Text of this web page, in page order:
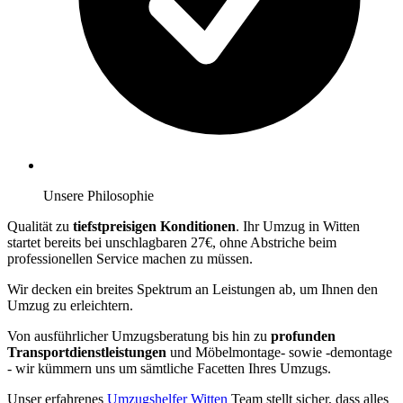
Unsere Philosophie
Qualität zu tiefstpreisigen Konditionen. Ihr Umzug in Witten
startet bereits bei unschlagbaren 27€, ohne Abstriche beim
professionellen Service machen zu müssen.
Wir decken ein breites Spektrum an Leistungen ab, um Ihnen den
Umzug zu erleichtern.
Von ausführlicher Umzugsberatung bis hin zu profunden
Transportdienstleistungen und Möbelmontage- sowie -demontage
- wir kümmern uns um sämtliche Facetten Ihres Umzugs.
Unser erfahrenes Umzugshelfer Witten Team stellt sicher, dass alles